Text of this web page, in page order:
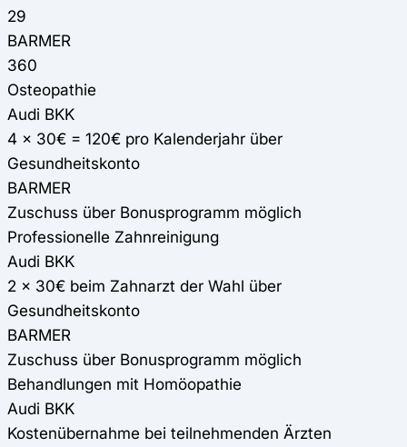
29
BARMER
360
Osteopathie
Audi BKK
4 x 30€ = 120€ pro Kalenderjahr über
Gesundheitskonto
BARMER
Zuschuss über Bonusprogramm möglich
Professionelle Zahnreinigung
Audi BKK
2 x 30€ beim Zahnarzt der Wahl über
Gesundheitskonto
BARMER
Zuschuss über Bonusprogramm möglich
Behandlungen mit Homöopathie
Audi BKK
Kostenübernahme bei teilnehmenden Ärzten